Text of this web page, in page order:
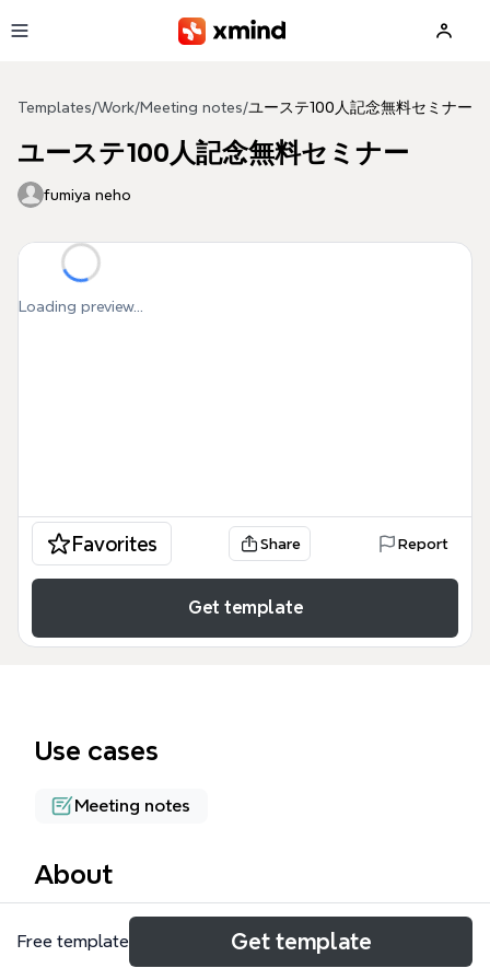
Templates/Work/Meeting notes/ユーステ100人記念無料セミナー
ユーステ100人記念無料セミナー
fumiya neho
Loading preview...
Favorites Share Report
Get template
Use cases
Meeting notes
About
ユーステ100人記念無料セミナー マインドマップは、
ビジネスリテラシーを極限まで引き上げるための戦略
Free template Get template